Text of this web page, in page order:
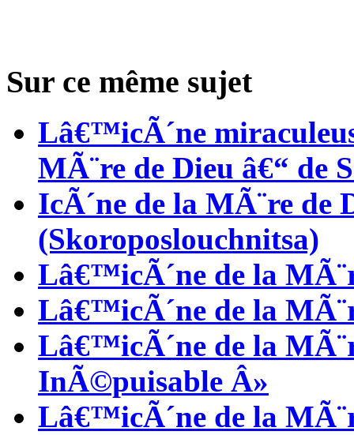
Sur ce même sujet
Lâ€™icÃ´ne
MÃ¨re de Dieu â€“ de
IcÃ´ne de la MÃ¨re de
(Skoroposlouchnitsa)
Lâ€™icÃ´ne de la
Lâ€™icÃ´ne de la
Lâ€™icÃ´ne de la
InÃ©puisable Â»
Lâ€™icÃ´ne de la